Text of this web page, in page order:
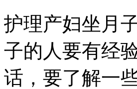
护理产妇坐月
子的人要有经
话，要了解一